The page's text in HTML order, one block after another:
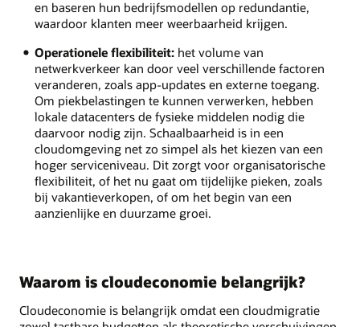
en baseren hun bedrijfsmodellen op redundantie,
waardoor klanten meer weerbaarheid krijgen.
Operationele flexibiliteit:het volume van
netwerkverkeer kan door veel verschillende factoren
veranderen, zoals app-updates en externe toegang.
Om piekbelastingen te kunnen verwerken, hebben
lokale datacenters de fysieke middelen nodig die
daarvoor nodig zijn. Schaalbaarheid is in een
cloudomgeving net zo simpel als het kiezen van een
hoger serviceniveau. Dit zorgt voor organisatorische
flexibiliteit, of het nu gaat om tijdelijke pieken, zoals
bij vakantieverkopen, of om het begin van een
aanzienlijke en duurzame groei.
Waarom is cloudeconomie belangrijk?
Cloudeconomie is belangrijk omdat een cloudmigratie